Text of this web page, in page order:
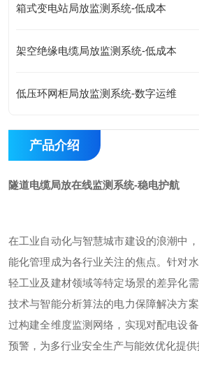
箱式变电站局放监测系统-低成本
架空绝缘电缆局放监测系统-低成本
低压环网柜局放监测系统-数字运维
产品介绍
隧道电缆局放在线监测系统-稳电护航
在工业自动化与智慧城市建设的浪潮中
能化管理成为各行业关注的焦点。针对
轻工业及建材领域等特定场景的差异化
技术与智能分析算法的电力保障解决方
过构建全维度监测网络，实现对配电设
预警，为多行业安全生产与能效优化提供